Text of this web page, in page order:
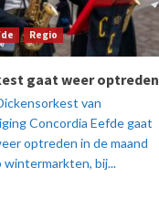
Regio
gaat weer optreden
van
Concordia Eefde gaat
optreden in de maand
wintermarkten, bij...